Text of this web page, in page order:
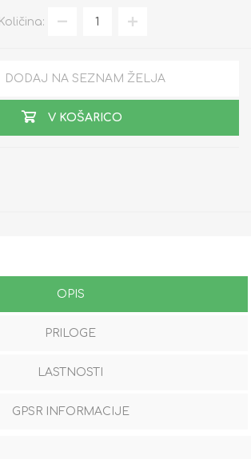
Količina:
DODAJ NA SEZNAM ŽELJA
V KOŠARICO
OPIS
PRILOGE
LASTNOSTI
GPSR INFORMACIJE